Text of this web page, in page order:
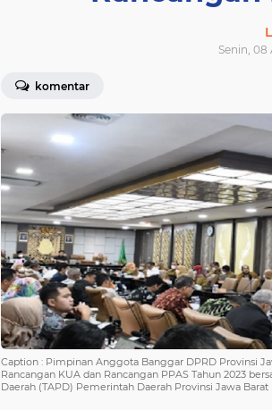
Senin, 08
komentar
Caption : Pimpinan Anggota Banggar DPRD Provinsi
Rancangan KUA dan Rancangan PPAS Tahun 2023
Daerah (TAPD) Pemerintah Daerah Provinsi Jawa Barat